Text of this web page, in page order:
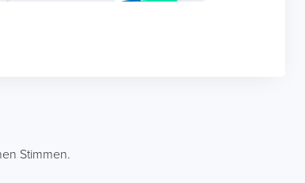
Stimmen.